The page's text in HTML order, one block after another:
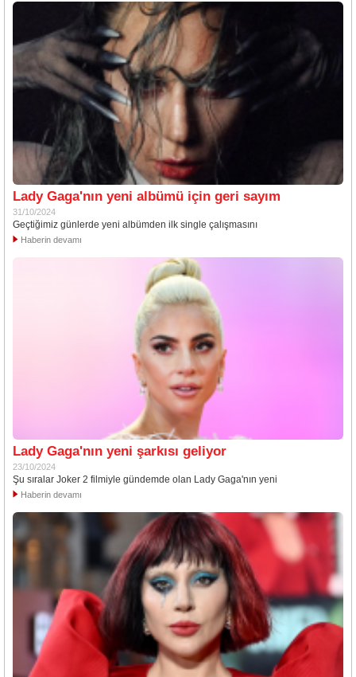
Lady Gaga'nın yeni albümü için geri sayım
31/10/2024
Geçtiğimiz günlerde yeni albümden ilk single çalışmasını
Haberin devamı
Lady Gaga'nın yeni şarkısı geliyor
23/10/2024
Şu sıralar Joker 2 filmiyle gündemde olan Lady Gaga'nın yeni
Haberin devamı